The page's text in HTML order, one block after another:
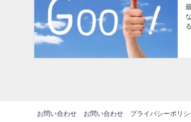
お問い合わせ お問い合わせ プライバシーポリシ